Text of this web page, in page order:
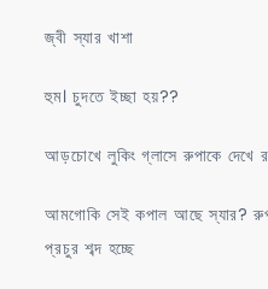
জ্বী স্যার খাশা
হুম। চুদতে ইচ্ছা হয়??
আড়চোখে লুকিং গ্লাসে রুপাকে দেখে
আমগোকি সেই কপাল আছে স্যার?
প্রচুর শব্দ হচ্ছে